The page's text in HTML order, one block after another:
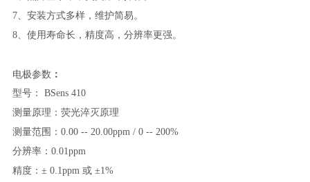
7、安装方式多样，维护简易。
8、使用寿命长，精度高，分辨率更强。
电极参数 ：
型号： BSens 410
测量原理：荧光淬灭原理
测量范围： 0.00 -- 20.00ppm / 0 -- 200%
分辨率： 0.01ppm
精度：± 0.1ppm 或 ±1%